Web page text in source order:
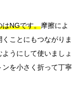
はNGです。摩擦によ
ことにもつながりま
うにして使いましょ
ンを小さく折って丁寧